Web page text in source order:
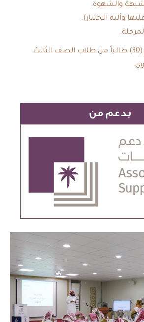
والشهوة.
وآلية الاختيار).
واستفاد من البرنامج (30) طالباً من طلاب الصف الثالث